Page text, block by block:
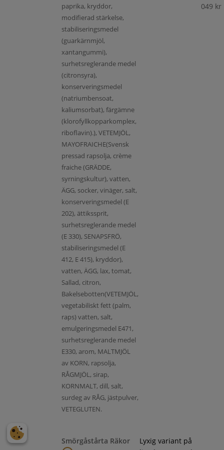
paprika, kryddor,
modifierad stärkelse,
stabiliseringsmedel
(guarkärnmjöl,
xantangummi),
surhetsreglerande medel
(citronsyra),
konserveringsmedel
(natriumbensoat,
kaliumsorbat), färgämne
(klorofyllkopparkomplex,
riboflavin).), VETEMJÖL,
MAYOFRAICHE(Svensk
pressad rapsolja, crème
fraiche (GRÄDDE,
syrningskultur), vatten,
ÄGG, socker, vinäger, salt,
konserveringsmedel (E
202), ättikssprit,
surhetsreglerande medel
(E 330), SENAPSFRÖ,
stabiliseringsmedel (E
412, E 415), kryddor),
vatten, ÄGG, lax, tomat,
Sallad, citron,
Bakelsebotten(VETEMJÖL,
vegetabiliskt fett (palm,
raps) vatten, salt,
emulgeringsmedel E471,
surhetsreglerande medel
E330, arom, MALTMJÖL
av KORN, rapsolja,
RÅGMJÖL, sirap,
KORNMALT, dill, salt,
surdeg av RÅG, jästpulver,
VETEGLUTEN.
049 kr
Smörgåstårta Räkor
Lyxig variant på